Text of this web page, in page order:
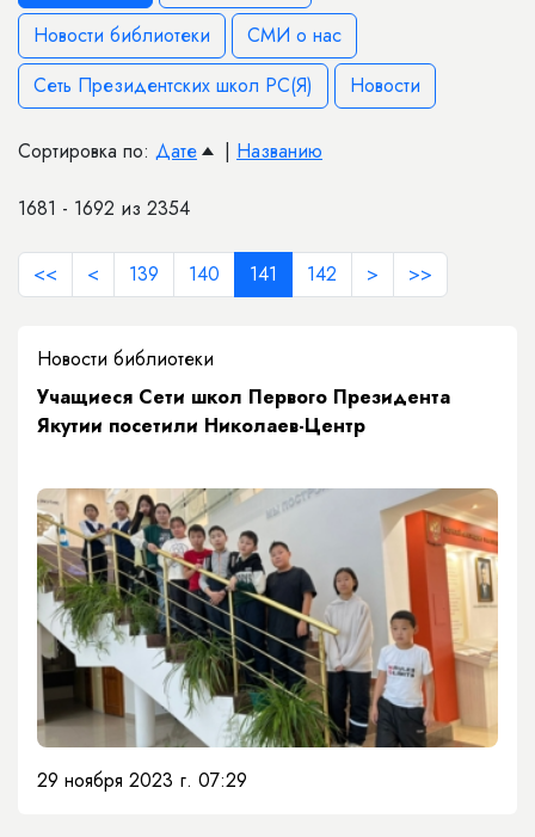
Новости библиотеки
СМИ о нас
Сеть Президентских школ РС(Я)
Новости
Сортировка по: Дате | Названию
1681 - 1692 из 2354
<< < 139 140 141 142 > >>
Новости библиотеки
Учащиеся Сети школ Первого Президента
Якутии посетили Николаев-Центр
29 ноября 2023 г. 07:29